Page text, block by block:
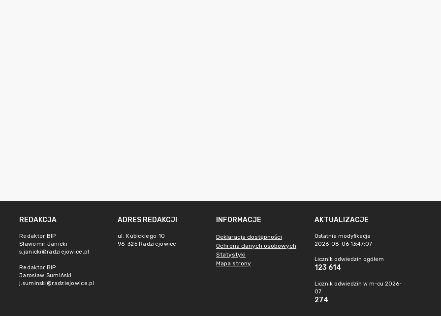
REDAKCJA
Redaktor BIP
Sławomir Janicki
s.janicki@radziejowice.pl
Redaktor BIP
Jarosław Sumiński
j.suminski@radziejowice.pl
ADRES REDAKCJI
ul. Kubickiego 10
96-325 Radziejowice
INFORMACJE
Deklaracja dostępności
Ochrona danych osobowych
Statystyki
Mapa strony
AKTUALIZACJE
Ostatnia modyfikacja
2026-08-06 13:47:07
Licznik odwiedzin ogółem
123 614
Licznik odwiedzin w m-cu 2026-
07
274